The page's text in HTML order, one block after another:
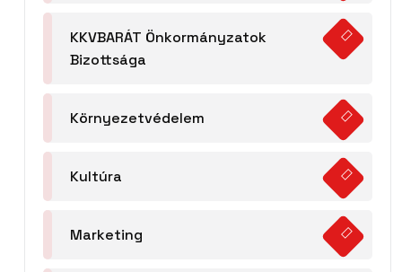
KKVBARÁT Önkormányzatok
Bizottsága
Környezetvédelem
Kultúra
Marketing